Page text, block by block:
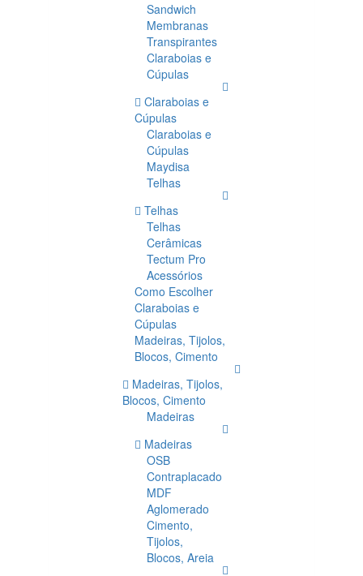
Sandwich
Membranas
Transpirantes
Claraboias e
Cúpulas
Claraboias e
Cúpulas
Claraboias e
Cúpulas
Maydisa
Telhas
Telhas
Telhas
Cerâmicas
Tectum Pro
Acessórios
Como Escolher
Claraboias e
Cúpulas
Madeiras, Tijolos,
Blocos, Cimento
Madeiras, Tijolos,
Blocos, Cimento
Madeiras
Madeiras
OSB
Contraplacado
MDF
Aglomerado
Cimento,
Tijolos,
Blocos, Areia